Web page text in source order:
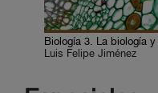
Luis Felipe Jiménez